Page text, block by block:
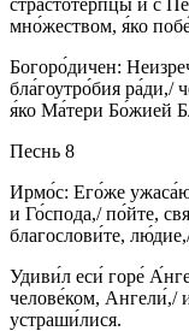
мно́жеством, я́ко
Богоро́дичен:
бла́гоутро́бия ра́ди,/
я́ко Ма́тери Бо́жией
Песнь 8
Ирмо́с: Его́же
и Го́спода,/ по́йте,
благослови́те,
Удиви́л еси́ горе́
челове́ком, Ангели́,/
устраши́лися.